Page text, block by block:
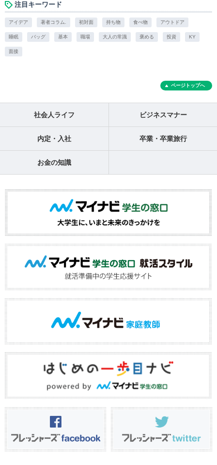
注目キーワード
アイデア 著者コラム. 初対面 持ち物 食べ物 アウトドア
睡眠 バッグ 基本 職場 大人の常識 褒める 投資 KY
面接
ページトップへ
社会人ライフ ビジネスマナー
内定・入社 卒業・卒業旅行
お金の知識